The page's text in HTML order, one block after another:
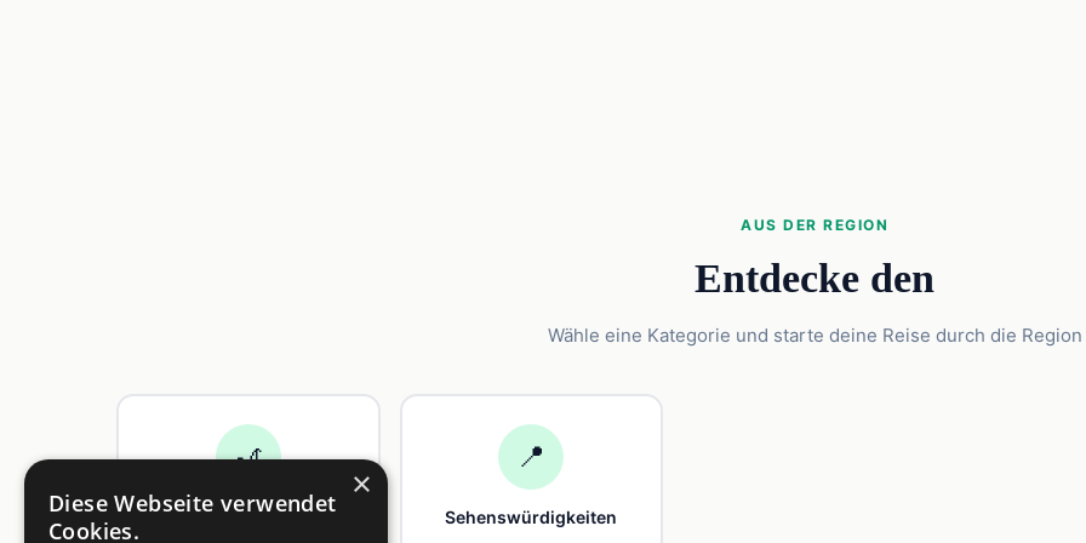
AUS DER REGION
Entdecke den
Wähle eine Kategorie und starte deine Reise durch die Region
🎢
Freizeit
📍
Sehenswürdigkeiten
×
Diese Webseite verwendet
Cookies.